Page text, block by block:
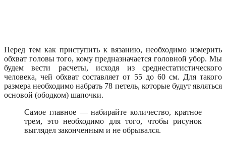
Перед тем как приступить к вязанию, необходимо измерить
обхват головы того, кому предназначается головной убор. Мы
будем вести расчеты, исходя из среднестатистического
человека, чей обхват составляет от 55 до 60 см. Для такого
размера необходимо набрать 78 петель, которые будут являться
основой (ободком) шапочки.
Самое главное — набирайте количество, кратное
трем, это необходимо для того, чтобы рисунок
выглядел законченным и не обрывался.